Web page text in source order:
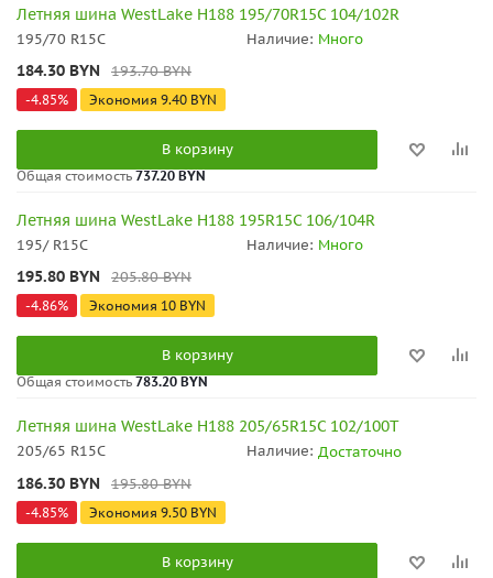
Летняя шина WestLake H188 195/70R15C 104/102R
195/70 R15C Наличие: Много
184.30 BYN 193.70BYN
-4.85% Экономия 9.40 BYN
В корзину
Общая стоимость 737.20 BYN
Летняя шина WestLake H188 195R15C 106/104R
195/ R15C Наличие: Много
195.80 BYN 205.80BYN
-4.86% Экономия 10 BYN
В корзину
Общая стоимость 783.20 BYN
Летняя шина WestLake H188 205/65R15C 102/100T
205/65 R15C Наличие: Достаточно
186.30 BYN 195.80BYN
-4.85% Экономия 9.50 BYN
В корзину